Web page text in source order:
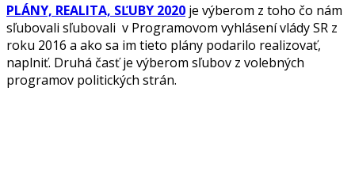
PLÁNY, REALITA, SĽUBY 2020 je výberom z toho čo nám
sľubovali sľubovali v Programovom vyhlásení vlády SR z
roku 2016 a ako sa im tieto plány podarilo realizovať,
naplniť. Druhá časť je výberom sľubov z volebných
programov politických strán.